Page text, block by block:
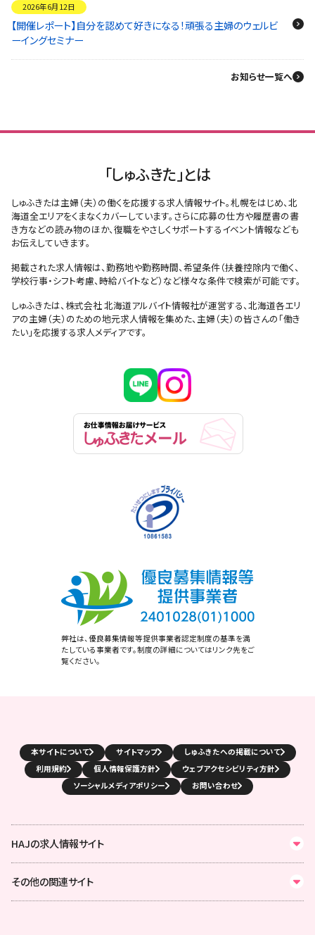
2026年6月12日
【開催レポート】自分を認めて好きになる！頑張る主婦のウェルビ
ーイングセミナー
お知らせ一覧へ
「しゅふきた」とは
しゅふきたは主婦（夫）の働くを応援する求人情報サイト。札幌をはじめ、北
海道全エリアをくまなくカバーしています。さらに応募の仕方や履歴書の書
き方などの読み物のほか、復職をやさしくサポートするイベント情報なども
お伝えしていきます。
掲載された求人情報は、勤務地や勤務時間、希望条件（扶養控除内で働く、
学校行事・シフト考慮、時給バイトなど）など様々な条件で検索が可能です。
しゅふきたは、株式会社 北海道アルバイト情報社が運営する、北海道各エリ
アの主婦（夫）のための地元求人情報を集めた、主婦（夫）の皆さんの「働き
たい」を応援する求人メディアです。
弊社は、優良募集情報等提供事業者認定制度の基準を満
たしている事業者です。制度の詳細についてはリンク先をご
覧ください。
本サイトについて サイトマップ
しゅふきたへの掲載について
利用規約
個人情報保護方針
ウェブアクセシビリティ方針
ソーシャルメディアポリシー
お問い合わせ
HAJの求人情報サイト
その他の関連サイト